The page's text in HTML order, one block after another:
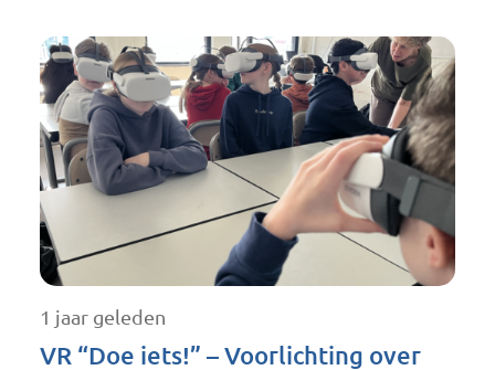
1 jaar geleden
VR “Doe iets!” – Voorlichting over